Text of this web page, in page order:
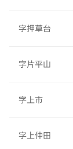
字押草台
字片平山
字上市
字上仲田